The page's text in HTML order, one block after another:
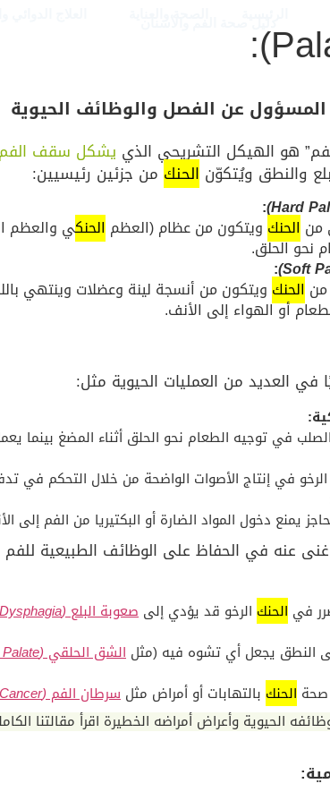
عن الفصل والوظائف الحيوية
هو الهيكل التشريحي الذي يشكل سقف الفم
والنطق ويُتكوّن الحنك من جزئين رئيسيين:
:
من الحنك ويتكون من عظام (العظم الحنكي والعظم
نحو الحلق.
:
من الحنك ويتكون من أنسجة لينة وعضلات وينتهي
أو الهواء إلى الأنف.
في العديد من العمليات الحيوية مثل:
الصلب في توجيه الطعام نحو الحلق أثناء المضغ بينما
الرخو في إنتاج الأصوات الواضحة من خلال التحكم في
يمنع دخول المواد الضارة أو البكتيريا من الفم إلى
غنى عنه في الحفاظ على الوظائف الطبيعية
في الحنك الرخو قد يؤدي إلى صعوبة البلع(Dysphagia)
النطق يجعل أي تشوه فيه (مثل الشق الحلقي(Cleft Palate)
صحة الحنك بالتهابات أو أمراض مثل سرطان الفم(Oral Cancer)
الحيوية وأعراض أمراضه الخطيرة اقرأ مقالتنا